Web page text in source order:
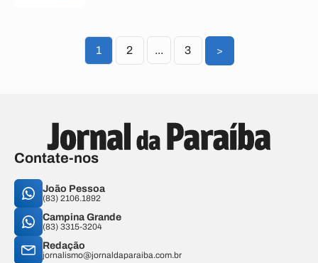
1 2 ... 3 >
Contate-nos
João Pessoa
(83) 2106.1892
Campina Grande
(83) 3315-3204
Redação
jornalismo@jornaldaparaiba.com.br